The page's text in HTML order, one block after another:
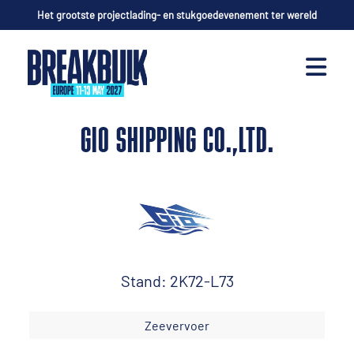
Het grootste projectlading- en stukgoedevenement ter wereld
GIO SHIPPING CO.,LTD.
Stand: 2K72-L73
Zeevervoer